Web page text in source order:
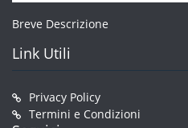
Breve Descrizione
Link Utili
Privacy Policy
Termini e Condizioni